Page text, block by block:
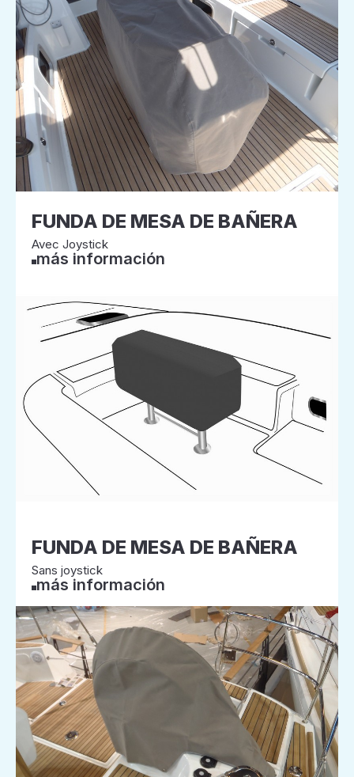
FUNDA DE MESA DE BAÑERA
Avec Joystick
más información
FUNDA DE MESA DE BAÑERA
Sans joystick
más información